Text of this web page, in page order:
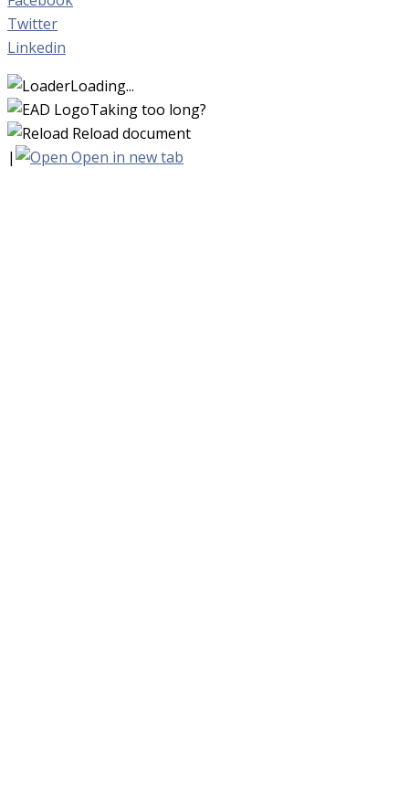
Twitter
Linkedin
Loading...
Taking too long?
Reload document
|
Open in new tab